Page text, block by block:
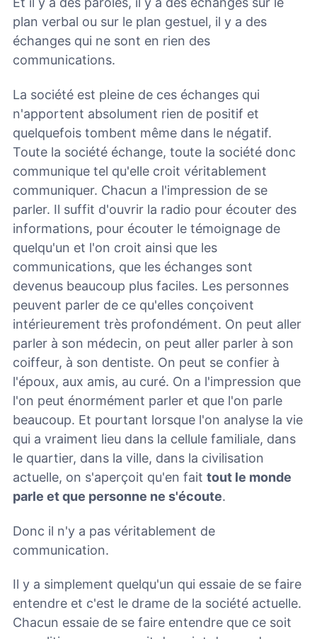
plan verbal ou sur le plan gestuel, il y a des
échanges qui ne sont en rien des
communications.
La société est pleine de ces échanges qui
n'apportent absolument rien de positif et
quelquefois tombent même dans le négatif.
Toute la société échange, toute la société donc
communique tel qu'elle croit véritablement
communiquer. Chacun a l'impression de se
parler. Il suffit d'ouvrir la radio pour écouter des
informations, pour écouter le témoignage de
quelqu'un et l'on croit ainsi que les
communications, que les échanges sont
devenus beaucoup plus faciles. Les personnes
peuvent parler de ce qu'elles conçoivent
intérieurement très profondément. On peut aller
parler à son médecin, on peut aller parler à son
coiffeur, à son dentiste. On peut se confier à
l'époux, aux amis, au curé. On a l'impression que
l'on peut énormément parler et que l'on parle
beaucoup. Et pourtant lorsque l'on analyse la vie
qui a vraiment lieu dans la cellule familiale, dans
le quartier, dans la ville, dans la civilisation
actuelle, on s'aperçoit qu'en fait tout le monde
parle et que personne ne s'écoute.
Donc il n'y a pas véritablement de
communication.
Il y a simplement quelqu'un qui essaie de se faire
entendre et c'est le drame de la société actuelle.
Chacun essaie de se faire entendre que ce soit